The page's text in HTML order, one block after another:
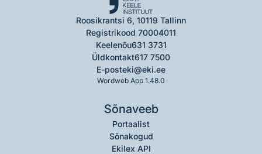
Roosikrantsi 6, 10119 Tallinn
Registrikood 70004011
Keelenõu631 3731
Üldkontakt617 7500
E-posteki@eki.ee
Wordweb App 1.48.0
Sõnaveeb
Portaalist
Sõnakogud
Ekilex API